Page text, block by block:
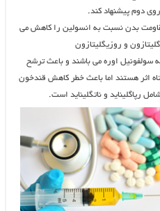
دوم پیشنهاد کند.
بدن نسبت به انسولین را کاهش می
و روزیگلیتازون
سولفونیل اوره می باشند و باعث ترشح
اثر هستند اما باعث خطر کاهش قندخون
رپاگلیناید و ناتگلیناید است.